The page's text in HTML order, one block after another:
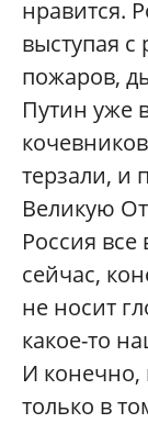
нравится.
выступая
пожаров,
Путин уже
терзали, и
Великую
Россия
сейчас,
не носит
какое-то
И
только в